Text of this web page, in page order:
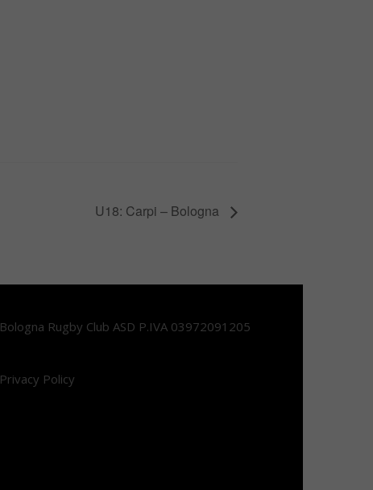
U18: Carpi – Bologna
Bologna Rugby Club ASD P.IVA 03972091205
Privacy Policy